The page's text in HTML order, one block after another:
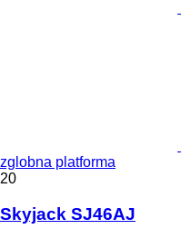
zglobna platforma
20
Skyjack SJ46AJ